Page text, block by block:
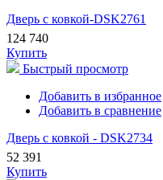
Дверь с ковкой-DSK2761
124 740
Купить
Быстрый просмотр
Добавить в избранное
Добавить в сравнение
Дверь с ковкой - DSK2734
52 391
Купить